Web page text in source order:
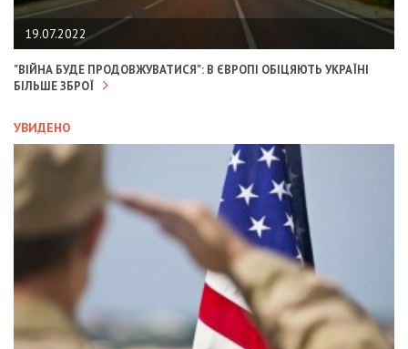
19.07.2022
"ВІЙНА БУДЕ ПРОДОВЖУВАТИСЯ": В ЄВРОПІ ОБІЦЯЮТЬ УКРАЇНІ
БІЛЬШЕ ЗБРОЇ
УВИДЕНО